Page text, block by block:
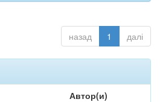
назад 1 далі
Автор(и)